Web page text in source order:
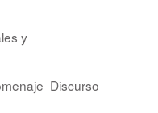
y
Discurso